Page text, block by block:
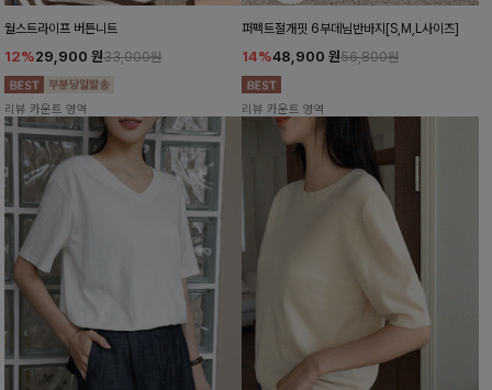
월스트라이프 버튼니트
12%29,900 원33,900원
리뷰 카운트 영역
퍼펙트절개핏 6부데님반바지[S,M,L사이즈]
14%48,900 원56,800원
리뷰 카운트 영역